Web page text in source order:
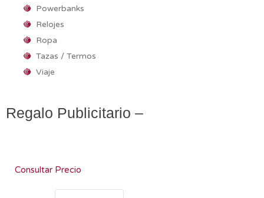
Powerbanks
Relojes
Ropa
Tazas / Termos
Viaje
Regalo Publicitario –
Consultar Precio